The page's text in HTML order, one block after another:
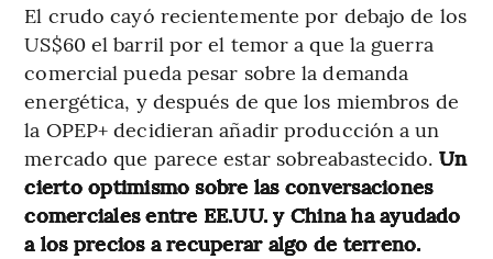
El crudo cayó recientemente por debajo de los
US$60 el barril por el temor a que la guerra
comercial pueda pesar sobre la demanda
energética, y después de que los miembros de
la OPEP+ decidieran añadir producción a un
mercado que parece estar sobreabastecido. Un
cierto optimismo sobre las conversaciones
comerciales entre EE.UU. y China ha ayudado
a los precios a recuperar algo de terreno.